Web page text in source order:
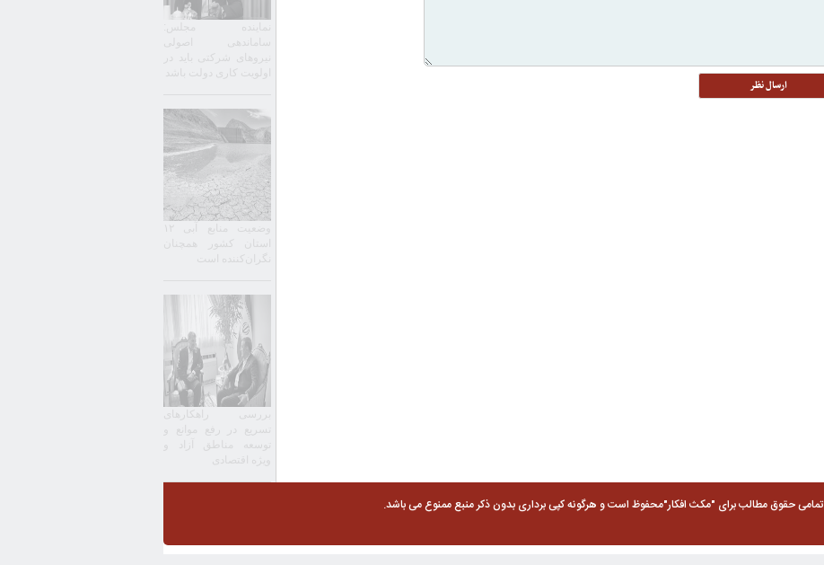
نماینده مجلس:
ساماندهی اصولی
نیروهای شرکتی باید در
اولویت کاری دولت باشد
وضعیت منابع آبی ۱۲
استان کشور همچنان
نگران‌کننده است
بررسی راهکارهای
تسریع در رفع موانع و
توسعه مناطق آزاد و
ویژه اقتصادی
تمامی حقوق مطالب برای "مکث افکار"محفوظ است و هرگونه کپی برداری بدون ذکر منبع ممنوع می باشد.